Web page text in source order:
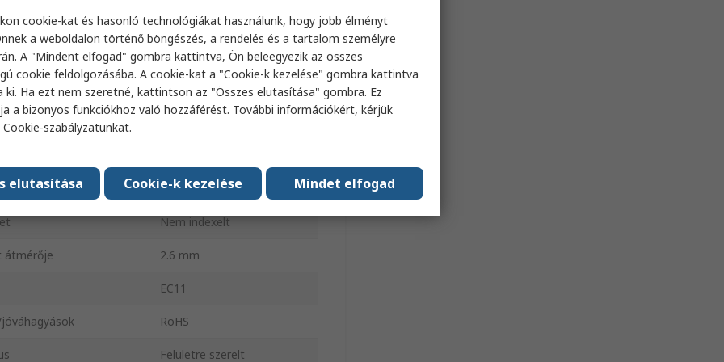
Lapos
6mm
Növekményes
20mm
Nem indexelt
átmérője 2.6 mm
EC11
RoHS
Felületre szerelt
cookie-kat és hasonló technológiákat használunk, hogy jobb élményt
a weboldalon történő böngészés, a rendelés és a tartalom személyre
A "Mindent elfogad" gombra kattintva, Ön beleegyezik az összes
cookie feldolgozásába. A cookie-kat a "Cookie-k kezelése" gombra kattintva
ki. Ha ezt nem szeretné, kattintson az "Összes elutasítása" gombra. Ez
a bizonyos funkciókhoz való hozzáférést. További információkért, kérjük
Cookie-szabályzatunkat.
Mindet elfogad
Cookie-k kezelése
elutasítása